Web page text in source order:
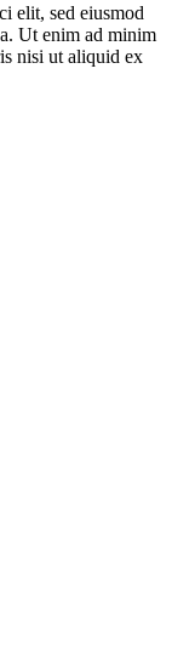
elit, sed eiusmod
Ut enim ad minim
nisi ut aliquid ex